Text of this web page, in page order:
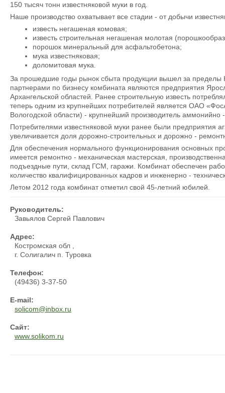
150 тысяч тонн известняковой муки в год.
Наше производство охватывает все стадии - от добычи
известь негашеная комовая;
известь строительная негашеная молотая
порошок минеральный для асфальтобетона;
мука известняковая;
доломитовая мука.
За прошедшие годы рынок сбыта продукции вышел за пределы
партнерами по бизнесу комбината являются предприятия
Архангельской областей. Ранее строительную известь
теперь одним из крупнейших потребителей является ОАО
Вологодской области) - крупнейший производитель
Потребителями известняковой муки ранее были предприятия
увеличивается доля дорожно-строительных и дорожно -
Для обеспечения нормального функционирования основных
имеется ремонтно - механическая мастерская,
подъездные пути, склад ГСМ, гаражи. Комбинат обеспечен
количество квалифицированных кадров и инженерно -
Летом 2012 года комбинат отметил свой 45-летний юбилей.
Руководитель:
Завьялов Сергей Павлович
Адрес:
Костромская обл ,
г. Солигалич п. Туровка
Телефон:
(49436) 3-37-50
E-mail:
solicom@inbox.ru
Сайт:
www.solikom.ru